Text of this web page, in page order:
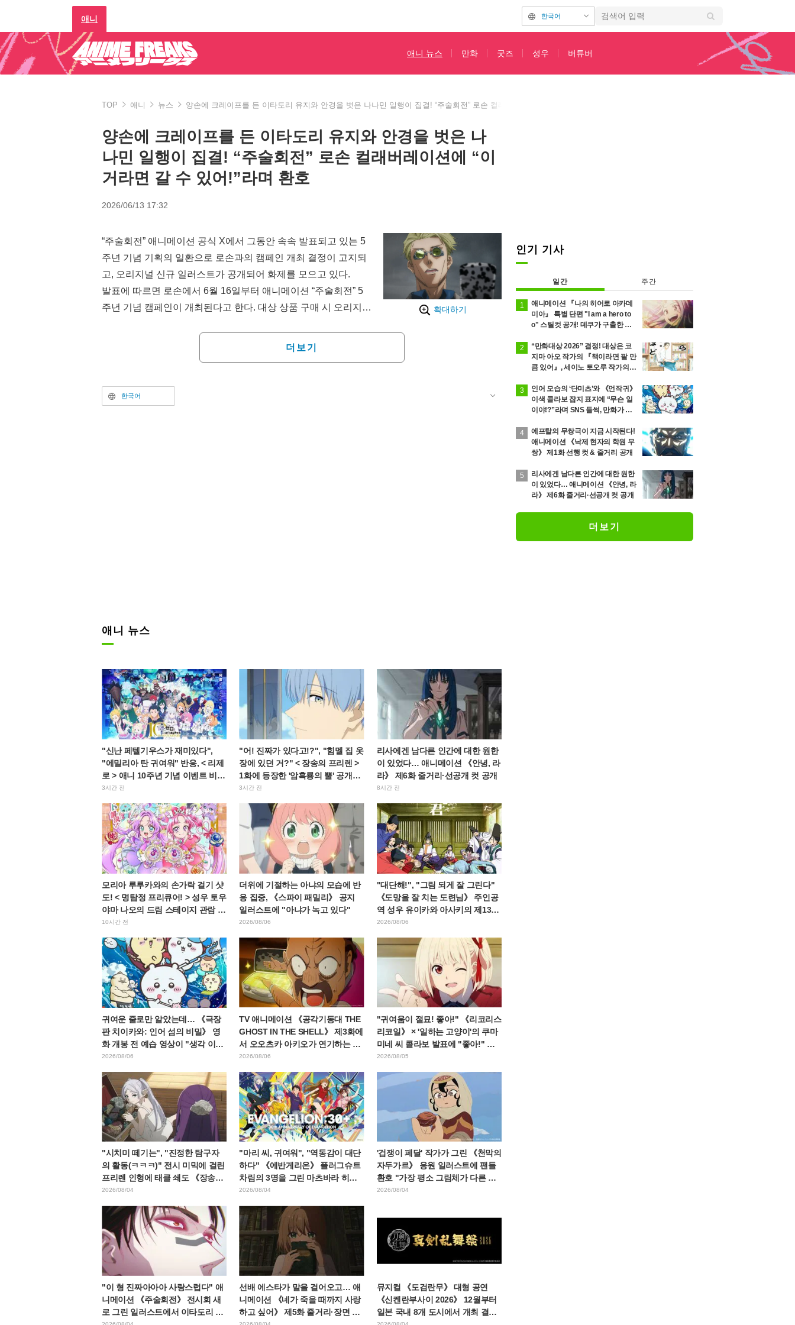
애니 한국어
애니 뉴스 만화 굿즈 성우 버튜버
TOP 애니 뉴스 양손에 크레이프를 든 이타도리 유지와 안경을 벗은 나나민 일행이 집결! “주술회전” 로손 컬래버레이션에 “이거라면 갈 수 있어!”라며 환호
양손에 크레이프를 든 이타도리 유지와 안경을 벗은 나
나민 일행이 집결! “주술회전” 로손 컬래버레이션에 “이
거라면 갈 수 있어!”라며 환호
2026/06/13 17:32
확대하기
“주술회전” 애니메이션 공식 X에서 그동안 속속 발표되고 있는 5
주년 기념 기획의 일환으로 로손과의 캠페인 개최 결정이 고지되
고, 오리지널 신규 일러스트가 공개되어 화제를 모으고 있다.
발표에 따르면 로손에서 6월 16일부터 애니메이션 “주술회전” 5
주년 기념 캠페인이 개최된다고 한다. 대상 상품 구매 시 오리지널
더보기
한국어
애니 뉴스
"신난 페텔기우스가 재미있다",
"에밀리아 탄 귀여워" 반응, < 리제
로 > 애니 10주년 기념 이벤트 비주
얼 공개
3시간 전
"어! 진짜가 있다고!?", "힘멜 집 옷
장에 있던 거?" < 장송의 프리렌 >
1화에 등장한 '암흑룡의 뿔' 공개에
팬들 경악
3시간 전
리사에겐 남다른 인간에 대한 원한
이 있었다… 애니메이션 《안녕, 라
라》 제6화 줄거리·선공개 컷 공개
8시간 전
모리아 루루카와의 손가락 걸기 샷
도! < 명탐정 프리큐어! > 성우 토우
야마 나오의 드림 스테이지 관람 보
고에 "W 아르카나다" 반응
10시간 전
더위에 기절하는 아냐의 모습에 반
응 집중, 《스파이 패밀리》 공지
일러스트에 "아냐가 녹고 있다"
2026/08/06
"대단해!", "그림 되게 잘 그린다"
《도망을 잘 치는 도련님》 주인공
역 성우 유이카와 아사키의 제13화
ED 일러스트에 찬사 속출
2026/08/06
귀여운 줄로만 알았는데… 《극장
판 치이카와: 인어 섬의 비밀》 영
화 개봉 전 예습 영상이 "생각 이상
으로 가혹하다", "노동 얘기뿐이
2026/08/06
TV 애니메이션 《공각기동대 THE
GHOST IN THE SHELL》 제3화에
서 오오츠카 아키오가 연기하는 마
레스 대령 등장! 캐스트 코멘트 &
2026/08/06
"귀여움이 절묘! 좋아!" 《리코리스
리코일》 × '일하는 고양이'의 쿠마
미네 씨 콜라보 발표에 "좋아!" 반
응 잇따라
2026/08/05
"시치미 떼기는", "진정한 탐구자
의 활동(ㅋㅋㅋ)" 전시 미믹에 걸린
프리렌 인형에 태클 쇄도 《장송의
프리렌》
2026/08/04
"마리 씨, 귀여워", "역동감이 대단
하다" 《에반게리온》 플러그슈트
차림의 3명을 그린 마츠바라 히데
노리 씨의 아름다운 드로잉 공개에
2026/08/04
'겁쟁이 페달' 작가가 그린 《천막의
자두가르》 응원 일러스트에 팬들
환호 "가장 평소 그림체가 다른 사
람이 그리면 이렇게 된다"
2026/08/04
"이 형 진짜아아아 사랑스럽다" 애
니메이션 《주술회전》 전시회 새
로 그린 일러스트에서 이타도리 유
선배 에스타가 말을 걸어오고… 애
니메이션 《네가 죽을 때까지 사랑
하고 싶어》 제5화 줄거리·장면 컷·
뮤지컬 《도검란무》 대형 공연
《신켄란부사이 2026》 12월부터
일본 국내 8개 도시에서 개최 결정!
인기 기사
일간 주간
애니메이션 『나의 히어로 아카데
미아』 특별 단편 "I am a hero to
o" 스틸컷 공개! 데쿠가 구출한 소
“만화대상 2026” 결정! 대상은 코
지마 아오 작가의 『책이라면 팔 만
큼 있어』, 세이노 토오루 작가의
인어 모습의 ‘단미츠’와 《먼작귀》
이색 콜라보 잡지 표지에 “무슨 일
이야!?”라며 SNS 들썩, 만화가 세
에프탈의 무쌍극이 지금 시작된다!
애니메이션 《낙제 현자의 학원 무
쌍》 제1화 선행 컷 & 줄거리 공개
리사에겐 남다른 인간에 대한 원한
이 있었다… 애니메이션 《안녕, 라
라》 제6화 줄거리·선공개 컷 공개
더보기